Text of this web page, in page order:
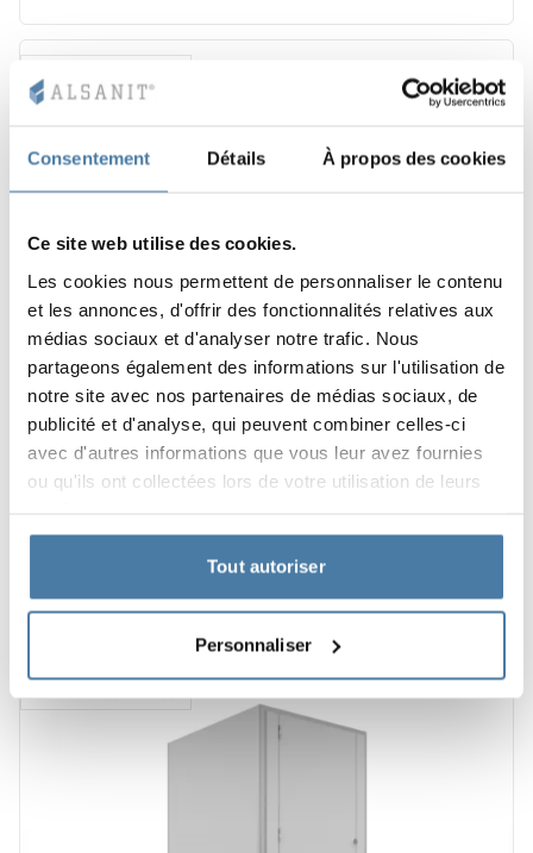
Consentement Détails À propos des cookies
Ce site web utilise des cookies.
Les cookies nous permettent de personnaliser le contenu
et les annonces, d'offrir des fonctionnalités relatives aux
médias sociaux et d'analyser notre trafic. Nous
partageons également des informations sur l'utilisation de
notre site avec nos partenaires de médias sociaux, de
publicité et d'analyse, qui peuvent combiner celles-ci
avec d'autres informations que vous leur avez fournies
ou qu'ils ont collectées lors de votre utilisation de leurs
Tout autoriser
Personnaliser
+5
EXPRESS - 48 H - Cabines WC avec LPW- SOLARI 2
1–2 semaines